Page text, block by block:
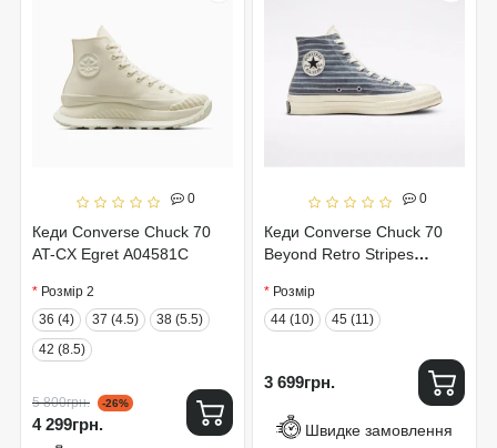
0
Кеди Converse Chuck 70
AT-CX Egret A04581C
Розмір 2
36 (4)
37 (4.5)
38 (5.5)
42 (8.5)
5 800грн. -26%
4 299грн.
0
Кеди Converse Chuck 70
Beyond Retro Stripes
Розмір
44 (10)
45 (11)
3 699грн.
Швидке замовлення